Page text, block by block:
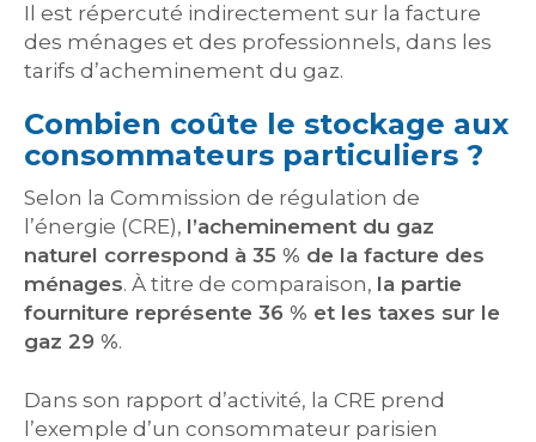
Il est répercuté indirectement sur la facture
des ménages et des professionnels, dans les
tarifs d’acheminement du gaz.
Combien coûte le stockage aux
consommateurs particuliers ?
Selon la Commission de régulation de
l’énergie (CRE), l’acheminement du gaz
naturel correspond à 35 % de la facture des
ménages. À titre de comparaison, la partie
fourniture représente 36 % et les taxes sur le
gaz 29 %.
Dans son rapport d’activité, la CRE prend
l’exemple d’un consommateur parisien